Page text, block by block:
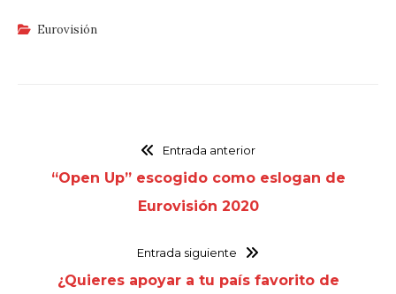
Eurovisión
Entrada anterior
“Open Up” escogido como eslogan de
Eurovisión 2020
Entrada siguiente
¿Quieres apoyar a tu país favorito de